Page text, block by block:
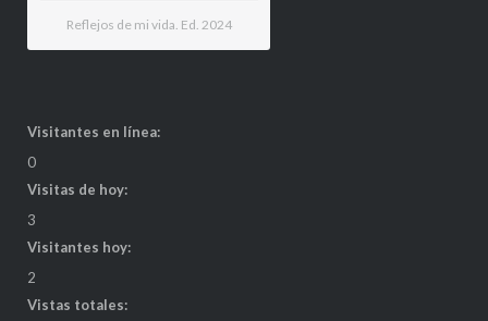
Reflejos de mi vida. Ed. 2024
Visitantes en línea:
0
Visitas de hoy:
3
Visitantes hoy:
2
Vistas totales: